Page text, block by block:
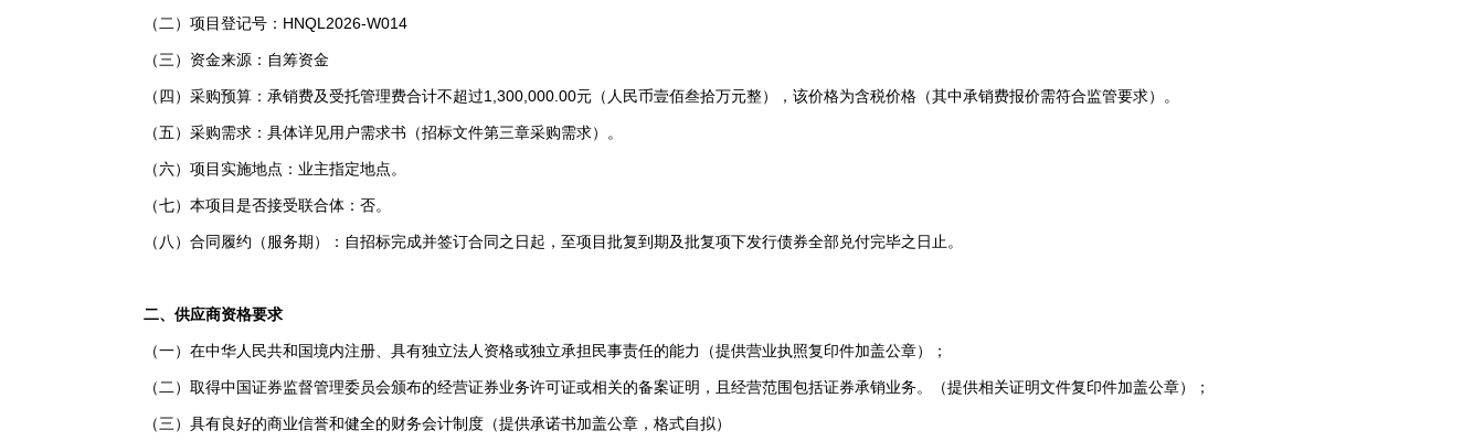
（二）项目登记号：HNQL2026-W014
（三）资金来源：自筹资金
（四）采购预算：承销费及受托管理费合计不超过1,300,000.00元（人民币壹佰叁拾万元整），该价格为含税价格（其中承销费报价需符合监管要求）。
（五）采购需求：具体详见用户需求书（招标文件第三章采购需求）。
（六）项目实施地点：业主指定地点。
（七）本项目是否接受联合体：否。
（八）合同履约（服务期）：自招标完成并签订合同之日起，至项目批复到期及批复项下发行债券全部兑付完毕之日止。
二、供应商资格要求
（一）在中华人民共和国境内注册、具有独立法人资格或独立承担民事责任的能力（提供营业执照复印件加盖公章）；
（二）取得中国证券监督管理委员会颁布的经营证券业务许可证或相关的备案证明，且经营范围包括证券承销业务。（提供相关证明文件复印件加盖公章）；
（三）具有良好的商业信誉和健全的财务会计制度（提供承诺书加盖公章，格式自拟）